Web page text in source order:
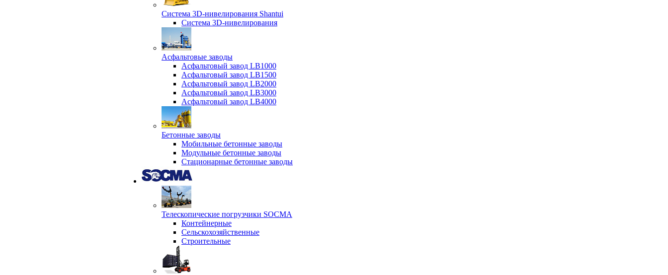
Система 3D-нивелирования Shantui
Система 3D-нивелирования
Асфальтовые заводы
Асфальтовый завод LB1000
Асфальтовый завод LB1500
Асфальтовый завод LB2000
Асфальтовый завод LB3000
Асфальтовый завод LB4000
Бетонные заводы
Мобильные бетонные заводы
Модульные бетонные заводы
Стационарные бетонные заводы
Телескопические погрузчики SOCMA
Контейнерные
Сельскохозяйственные
Строительные